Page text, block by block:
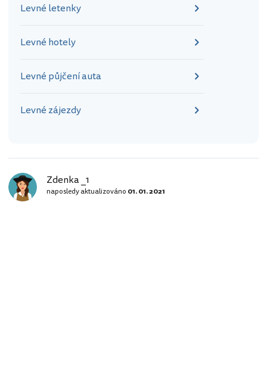
Levné letenky
Levné hotely
Levné půjčení auta
Levné zájezdy
Zdenka _1
naposledy aktualizováno 01. 01. 2021